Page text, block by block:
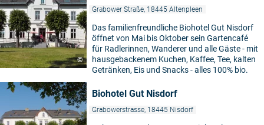
©
Grabower Straße, 18445 Altenpleen
Das familienfreundliche Biohotel Gut Nisdorf
öffnet von Mai bis Oktober sein Gartencafé
für Radlerinnen, Wanderer und alle Gäste - mit
hausgebackenem Kuchen, Kaffee, Tee, kalten
Getränken, Eis und Snacks - alles 100% bio.
Biohotel Gut Nisdorf
Grabowerstrasse, 18445 Nisdorf